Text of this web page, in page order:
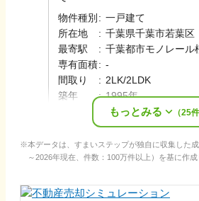
物件種別 : 一戸建て
所在地
: 千葉県千葉市若葉区
最寄駅
: 千葉都市モノレール
専有面積: -
間取り
: 2LK/2LDK
築年
: 1995年
2025年1月
もっとみる （25件
本データは、すまいステップが独自に収集した
～2026年現在、件数：100万件以上）を基に作成